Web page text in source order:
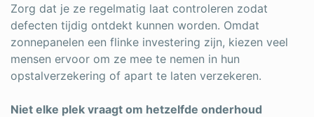
Zorg dat je ze regelmatig laat controleren zodat
defecten tijdig ontdekt kunnen worden. Omdat
zonnepanelen een flinke investering zijn, kiezen veel
mensen ervoor om ze mee te nemen in hun
opstalverzekering of apart te laten verzekeren.
Niet elke plek vraagt om hetzelfde onderhoud